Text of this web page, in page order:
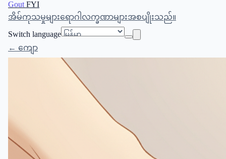
Gout FYI
အိမ်ကုသမှုများရောဂါလက္ခဏာများအစပျိုးသည်။
Switch language
← ကျော